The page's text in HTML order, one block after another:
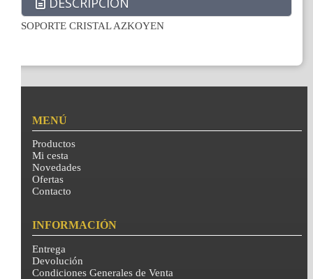
SOPORTE CRISTAL AZKOYEN
MENÚ
Productos
Mi cesta
Novedades
Ofertas
Contacto
INFORMACIÓN
Entrega
Devolución
Condiciones Generales de Venta